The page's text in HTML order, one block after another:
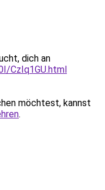
dich an
CzIq1GU.html
möchtest, kannst
.